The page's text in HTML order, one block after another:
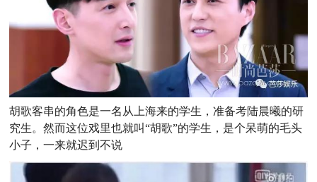
胡歌客串的角色是一名从上海来的学生，准备考陆晨曦的研
究生。然而这位戏里也就叫“胡歌”的学生，是个呆萌的毛头
小子，一来就迟到不说